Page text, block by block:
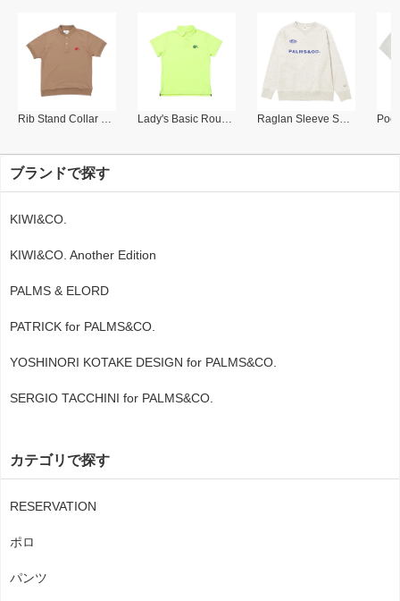
Rib Stand Collar Polo Lady's Basic Round Collar Polo Raglan Sleeve Sweat Shirt
ブランドで探す
KIWI&CO.
KIWI&CO. Another Edition
PALMS & ELORD
PATRICK for PALMS&CO.
YOSHINORI KOTAKE DESIGN for PALMS&CO.
SERGIO TACCHINI for PALMS&CO.
カテゴリで探す
RESERVATION
ポロ
パンツ